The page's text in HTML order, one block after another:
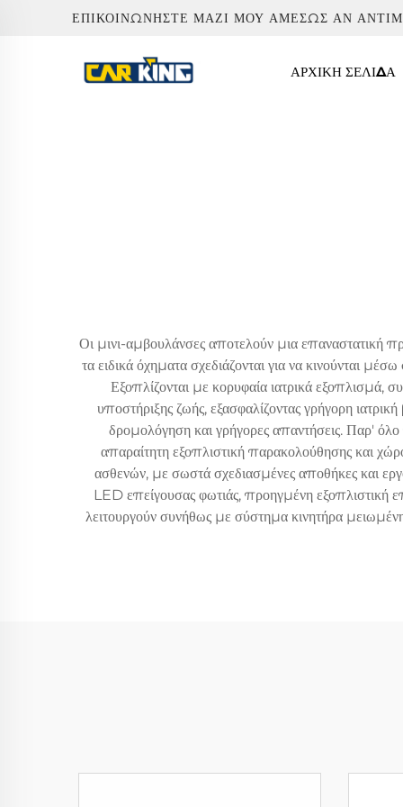
ΕΠΙΚΟΙΝΩΝΉΣΤΕ ΜΑΖΊ ΜΟΥ ΑΜΈΣΩΣ ΑΝ
ΑΡΧΙΚΉ ΣΕΛΊΔΑ
Οι μινι-αμβουλάνσες αποτελούν μια επαναστατική
τα ειδικά όχηματα σχεδιάζονται για να κινούνται
Εξοπλίζονται με κορυφαία ιατρικά εξοπλισμά,
υποστήριξης ζωής, εξασφαλίζοντας γρήγορη
δρομολόγηση και γρήγορες απαντήσεις. Παρ' όλο
απαραίτητη εξοπλιστική παρακολούθησης και
ασθενών, με σωστά σχεδιασμένες αποθήκες και
LED επείγουσας φωτιάς, προηγμένη εξοπλιστική
λειτουργούν συνήθως με σύστημα κινητήρα